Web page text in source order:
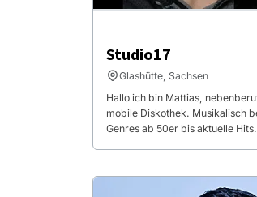
Studio17
Glashütte, Sachsen
Hallo ich bin Mattias,
mobile Diskothek. Musikalisch
Genres ab 50er bis aktuelle